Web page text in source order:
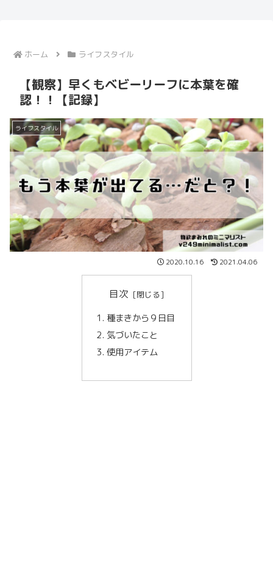
ホーム ライフスタイル
【観察】早くもベビーリーフに本葉を確
認！！【記録】
ライフスタイル
2020.10.16 2021.04.06
目次
種まきから９日目
気づいたこと
使用アイテム